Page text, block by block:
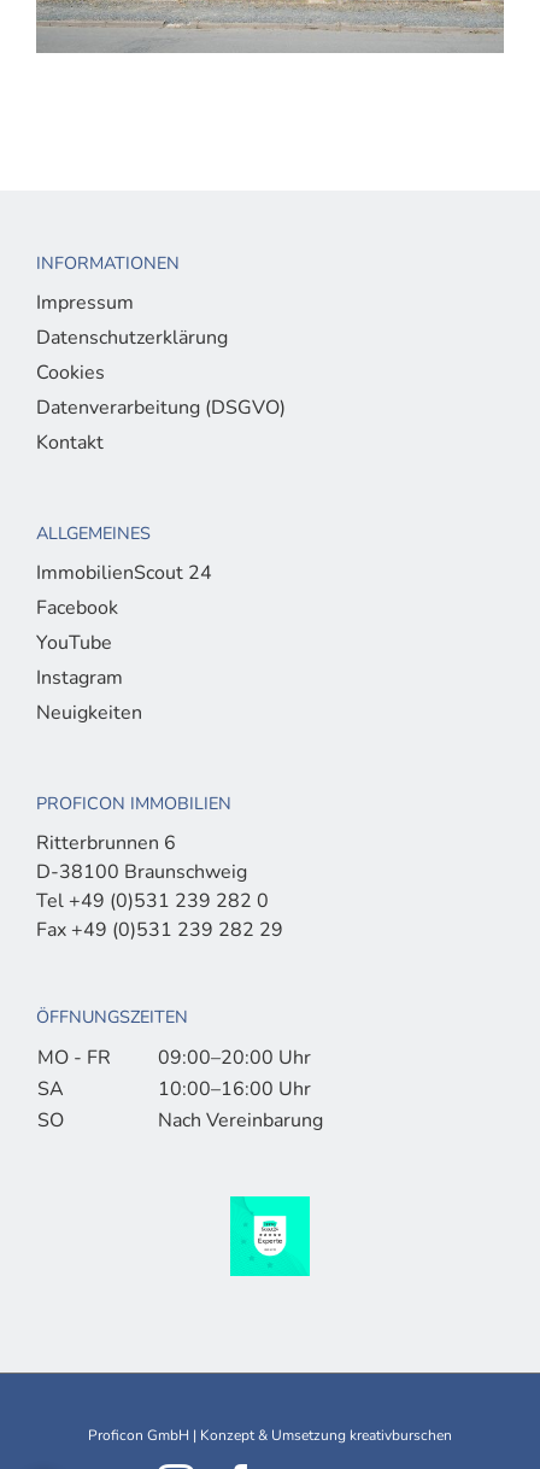
INFORMATIONEN
Impressum
Datenschutzerklärung
Cookies
Datenverarbeitung (DSGVO)
Kontakt
ALLGEMEINES
ImmobilienScout 24
Facebook
YouTube
Instagram
Neuigkeiten
PROFICON IMMOBILIEN
Ritterbrunnen 6
D-38100 Braunschweig
Tel +49 (0)531 239 282 0
Fax +49 (0)531 239 282 29
ÖFFNUNGSZEITEN
MO - FR
09:00–20:00 Uhr
SA
10:00–16:00 Uhr
SO
Nach Vereinbarung
Proficon GmbH | Konzept & Umsetzung kreativburschen